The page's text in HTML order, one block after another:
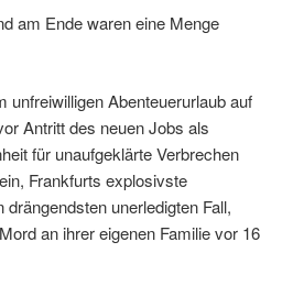
am Ende waren eine Menge
unfreiwilligen Abenteuerurlaub auf
Antritt des neuen Jobs als
für unaufgeklärte Verbrechen
Frankfurts explosivste
unerledigten Fall,
an ihrer eigenen Familie vor 16